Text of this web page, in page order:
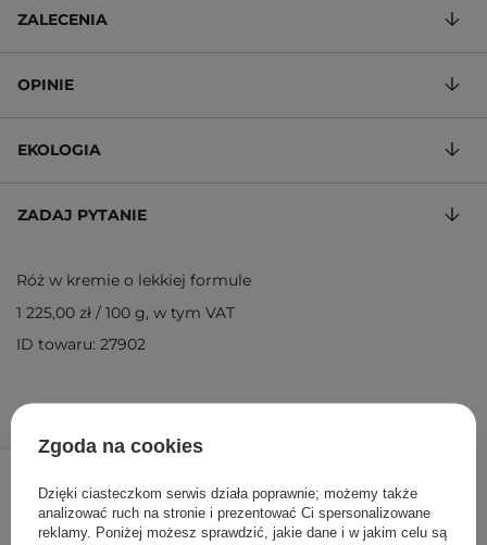
49,00 zł
DODAJ DO KOSZYKA
ZALECENIA
OPINIE
EKOLOGIA
ZADAJ PYTANIE
Róż w kremie o lekkiej formule
1 225,00 zł / 100 g, w tym VAT
ID towaru: 27902
Zgoda na cookies
Dzięki ciasteczkom serwis działa poprawnie; możemy także
analizować ruch na stronie i prezentować Ci spersonalizowane
reklamy. Poniżej możesz sprawdzić, jakie dane i w jakim celu są